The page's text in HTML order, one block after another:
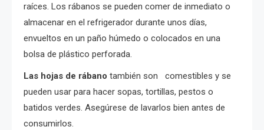
raíces. Los rábanos se pueden comer de inmediato o
almacenar en el refrigerador durante unos días,
envueltos en un paño húmedo o colocados en una
bolsa de plástico perforada.
Las hojas de rábano también son comestibles y se
pueden usar para hacer sopas, tortillas, pestos o
batidos verdes. Asegúrese de lavarlos bien antes de
consumirlos.